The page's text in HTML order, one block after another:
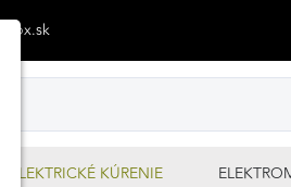
ELEKTRICKÉ KÚRENIE